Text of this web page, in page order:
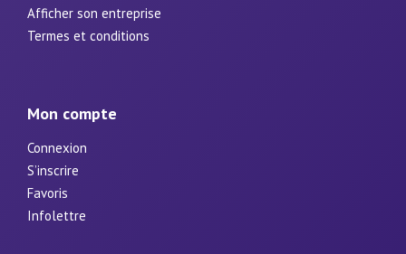
Afficher son entreprise
Termes et conditions
Mon compte
Connexion
S’inscrire
Favoris
Infolettre